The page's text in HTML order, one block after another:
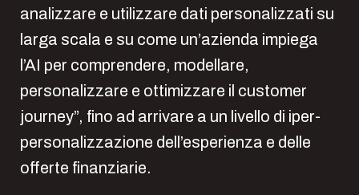
analizzare e utilizzare dati personalizzati su
larga scala e su come un’azienda impiega
l’AI per comprendere, modellare,
personalizzare e ottimizzare il customer
journey”, fino ad arrivare a un livello di iper-
personalizzazione dell’esperienza e delle
offerte finanziarie.